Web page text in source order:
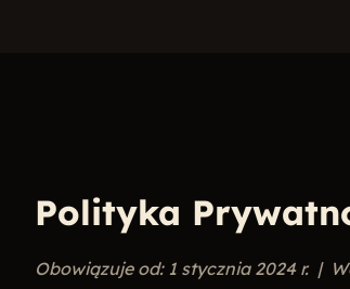
Polityka
Obowiązuje od: 1 stycznia 2024 r. |